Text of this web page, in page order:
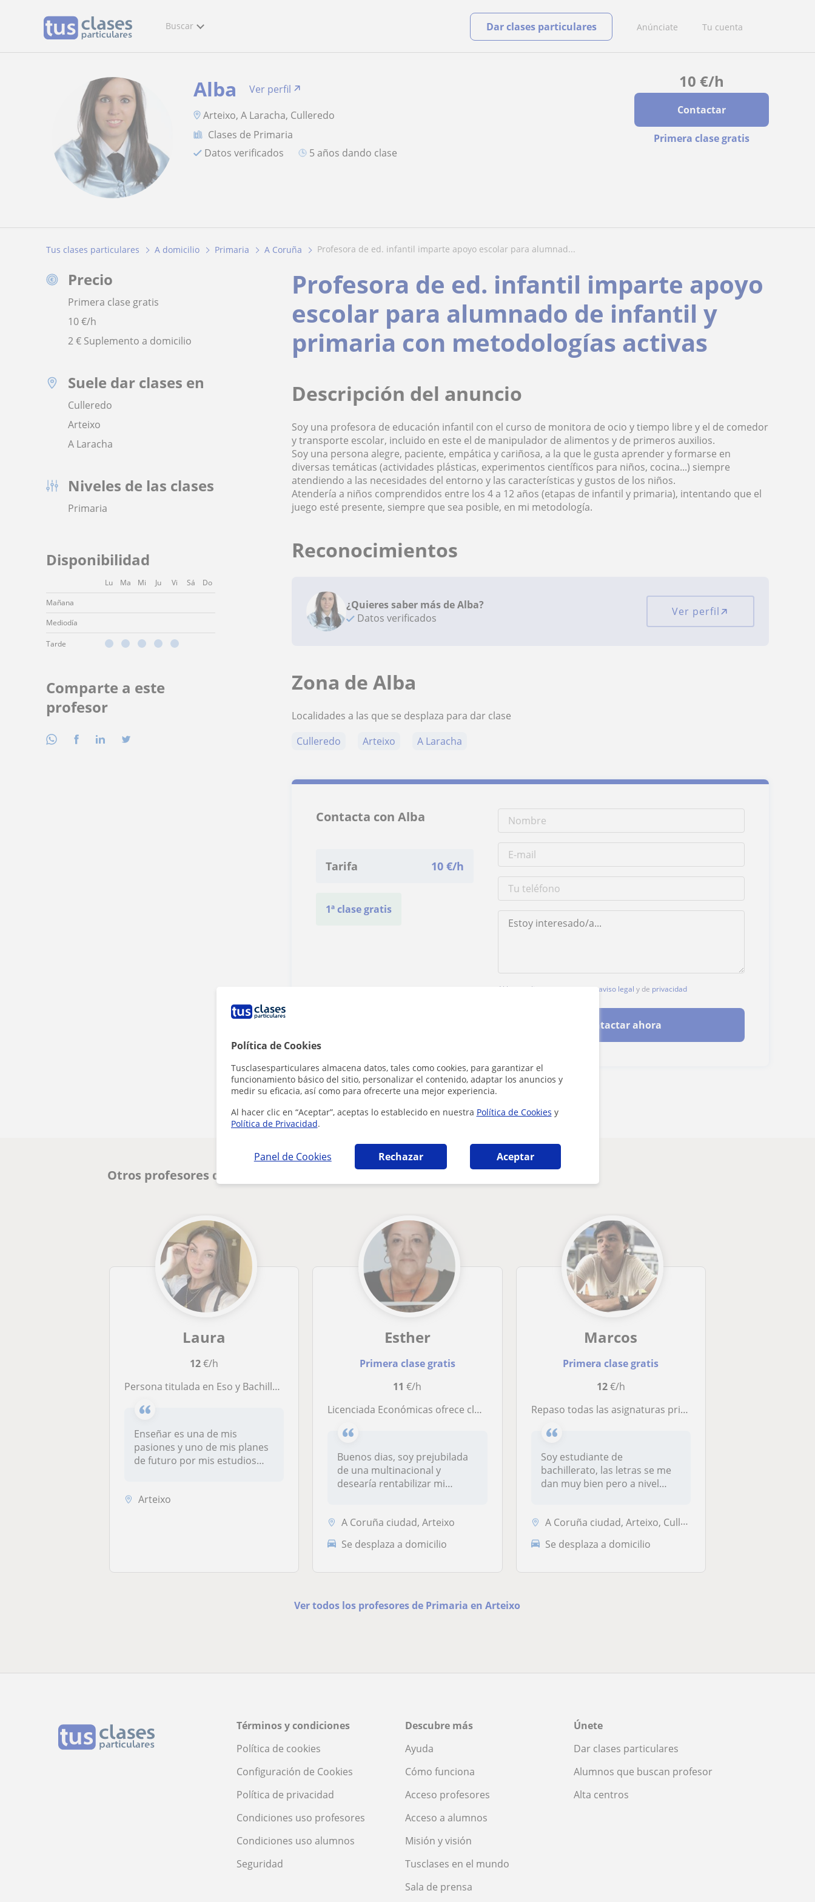
Política de Cookies
Tusclasesparticulares almacena datos, tales como cookies, para garantizar el
funcionamiento básico del sitio, personalizar el contenido, adaptar los anuncios y
medir su eficacia, así como para ofrecerte una mejor experiencia.
Al hacer clic en “Aceptar”, aceptas lo establecido en nuestra Política de Cookies y
Política de Privacidad.
Panel de Cookies Rechazar Aceptar
Buscar Anúnciate Tu cuenta
Dar clases particulares
10 €/h
Contactar
Primera clase gratis
Alba
Ver perfil
Arteixo, A Laracha, Culleredo
Clases de Primaria
Datos verificados
5 años dando clase
Tus clases particulares A domicilio Primaria A Coruña profesora de ed. infantil imparte apoyo escolar para alumnad...
Precio
Primera clase gratis
10€/h
2 € Suplemento a domicilio
Suele dar clases en
Culleredo
Arteixo
A Laracha
Niveles de las clases
Primaria
Disponibilidad
Lu Ma Mi Ju Vi Sá
Do
Mañana
Mediodía
Tarde
Comparte a este
profesor
Profesora de ed. infantil imparte apoyo
escolar para alumnado de infantil y
primaria con metodologías activas
Descripción del anuncio
Soy una profesora de educación infantil con el curso de monitora de ocio y tiempo libre y el de comedor
y transporte escolar, incluido en este el de manipulador de alimentos y de primeros auxilios.
Soy una persona alegre, paciente, empática y cariñosa, a la que le gusta aprender y formarse en
diversas temáticas (actividades plásticas, experimentos científicos para niños, cocina...) siempre
atendiendo a las necesidades del entorno y las características y gustos de los niños.
Atendería a niños comprendidos entre los 4 a 12 años (etapas de infantil y primaria), intentando que el
juego esté presente, siempre que sea posible, en mi metodología.
Reconocimientos
¿Quieres saber más de Alba?
Datos verificados
Ver perfil
Zona de Alba
Localidades a las que se desplaza para dar clase
Culleredo
Arteixo A Laracha
Contacta con Alba
Tarifa 10 €/h
1ª clase gratis
Al hacer clic, aceptas nuestro aviso legal y de privacidad
Contactar ahora
¿Hay algún error en este perfil?Cuéntanos
Otros profesores de Primaria en Arteixo que pueden interesarte
Laura
12€/h
Persona titulada en Eso y Bachillerato, estudiante de Filologia Hispánica y profesora de actividades extraescolares a niños
Enseñar es una de mis
pasiones y uno de mis planes
de futuro por mis estudios
Arteixo
Esther
Primera clase gratis
11 €/h
Licenciada Económicas ofrece clases particulares
Buenos dias, soy prejubilada
de una multinacional y
desearía rentabilizar mi
A Coruña ciudad, Arteixo
Se desplaza a domicilio
Marcos
Primera clase gratis
12€/h
Repaso todas las asignaturas primaria con facilidad te explico todas las que necesites
Soy estudiante de
bachillerato, las letras se me
dan muy bien pero a nivel
A Coruña ciudad, Arteixo, Culleredo
Se desplaza a domicilio
Ver todos los profesores de Primaria en Arteixo
Términos y condiciones
Política de cookies
Configuración de Cookies
Política de privacidad
Condiciones uso profesores
Condiciones uso alumnos
Seguridad
Descubre más
Ayuda
Cómo funciona
Acceso profesores
Acceso a alumnos
Misión y visión
Tusclases en el mundo
Sala de prensa
Únete
Dar clases particulares
Alumnos que buscan profesor
Alta centros